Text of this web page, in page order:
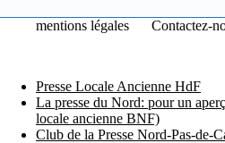
mentions légales Contactez-
Presse Locale Ancienne HdF
La presse du Nord: pour un
locale ancienne BNF)
Club de la Presse Nord-Pas-de-